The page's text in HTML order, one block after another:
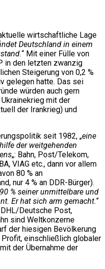
wirtschaftliche Lage
Deutschland in einem
“ Mit einer Fülle von
in den letzten zwanzig
Steigerung von 0,2 %
gelegen hatte. Das sei
würden auch gern
mit der
der Irankrieg) und
seit 1982, „eine
der weitgehenden
„: Bahn, Post/Telekom,
VIAG etc., dann vor allem
80 % an
nur 4 % an DDR-Bürger).
% seiner unmittelbare und
Er hat sich arm gemacht.“
Deutsche Post,
sind Weltkonzerne
der hiesigen Bevölkerung
einschließlich globaler
der Übernahme der